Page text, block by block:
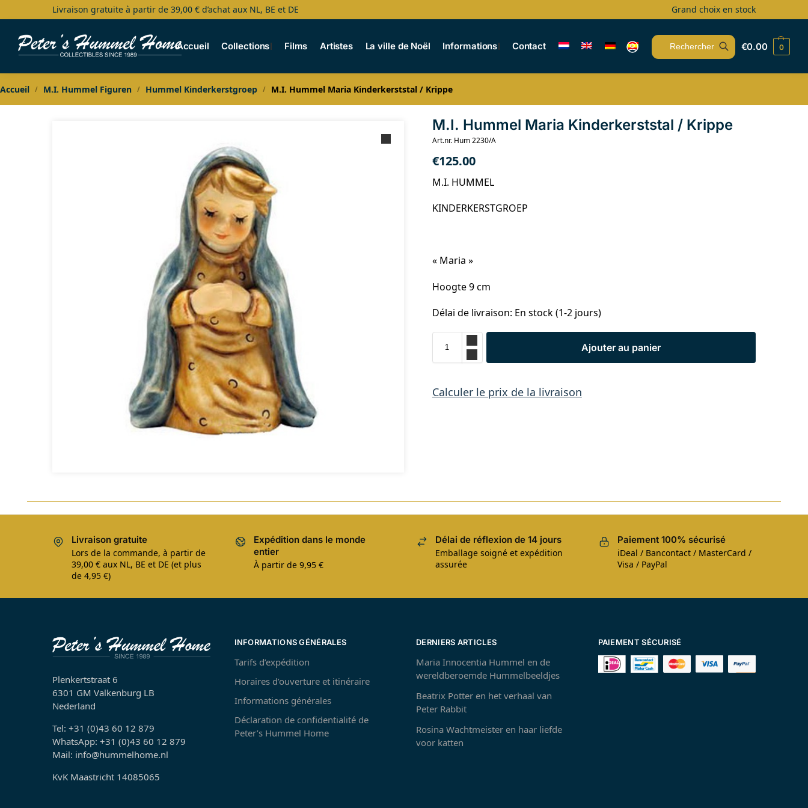
Livraison gratuite à partir de 39,00 € d’achat aux NL, BE et DE Grand choix en stock
Accueil Collections Films Artistes La ville de Noël Informations Contact
Search
€0.00 0
Accueil / M.I. Hummel Figuren / Hummel Kinderkerstgroep / M.I. Hummel Maria Kinderkerststal / Krippe
M.I. Hummel Maria Kinderkerststal / Krippe
Art.nr. Hum 2230/A
€125.00
M.I. HUMMEL
KINDERKERSTGROEP
« Maria »
Hoogte 9 cm
Délai de livraison: En stock (1-2 jours)
Ajouter au panier
Calculer le prix de la livraison
Livraison gratuite
Lors de la commande, à partir de
39,00 € aux NL, BE et DE (et plus
de 4,95 €)
Expédition dans le monde
entier
À partir de 9,95 €
Délai de réflexion de 14 jours
Emballage soigné et expédition
assurée
Paiement 100% sécurisé
iDeal / Bancontact / MasterCard /
Visa / PayPal
Plenkertstraat 6
6301 GM Valkenburg LB
Nederland
Tel: +31 (0)43 60 12 879
WhatsApp: +31 (0)43 60 12 879
Mail: info@hummelhome.nl
KvK Maastricht 14085065
INFORMATIONS GÉNÉRALES
Tarifs d’expédition
Horaires d’ouverture et itinéraire
Informations générales
Déclaration de confidentialité de
Peter’s Hummel Home
DERNIERS ARTICLES
Maria Innocentia Hummel en de
wereldberoemde Hummelbeeldjes
Beatrix Potter en het verhaal van
Peter Rabbit
Rosina Wachtmeister en haar liefde
voor katten
PAIEMENT SÉCURISÉ